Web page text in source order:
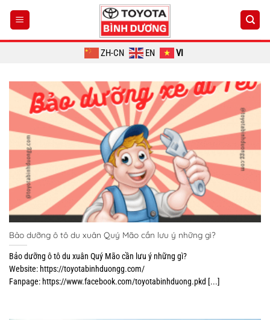
nội
ZH-CN EN VI
Bảo dưỡng ô tô du xuân Quý Mão cần lưu ý những gì?
Bảo dưỡng ô tô du xuân Quý Mão cần lưu ý những gì?
Website: https://toyotabinhduongg.com/
Fanpage: https://www.facebook.com/toyotabinhduong.pkd [...]